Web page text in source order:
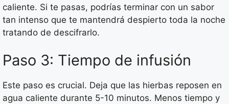
caliente. Si te pasas, podrías terminar con un sabor
tan intenso que te mantendrá despierto toda la noche
tratando de descifrarlo.
Paso 3: Tiempo de infusión
Este paso es crucial. Deja que las hierbas reposen en
agua caliente durante 5-10 minutos. Menos tiempo y